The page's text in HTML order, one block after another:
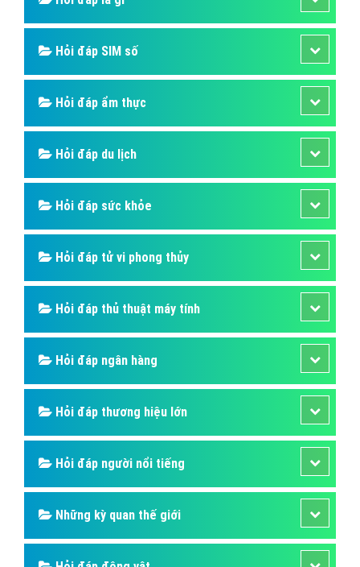
Hỏi đáp SIM số
Hỏi đáp ẩm thực
Hỏi đáp du lịch
Hỏi đáp sức khỏe
Hỏi đáp tử vi phong thủy
Hỏi đáp thủ thuật máy tính
Hỏi đáp ngân hàng
Hỏi đáp thương hiệu lớn
Hỏi đáp người nổi tiếng
Những kỳ quan thế giới